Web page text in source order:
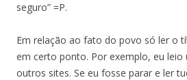
seguro” =P.
Em relação ao fato do povo só ler o
em certo ponto. Por exemplo, eu leio
outros sites. Se eu fosse parar e ler